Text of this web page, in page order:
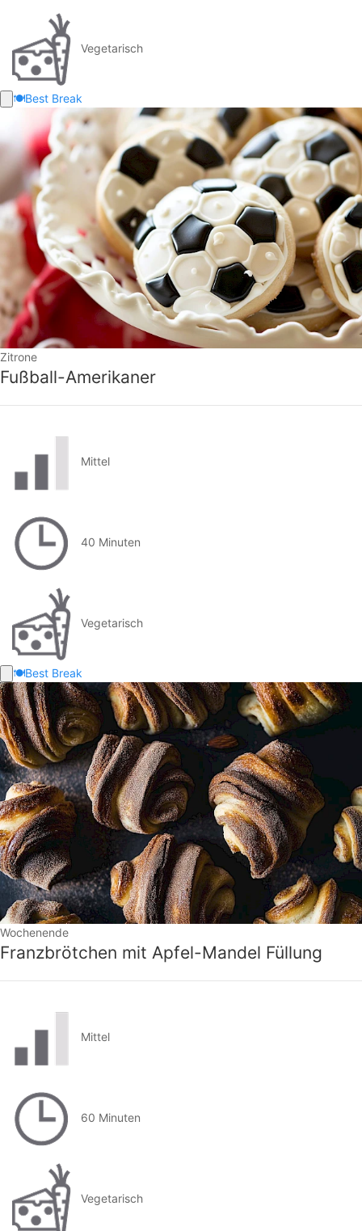
Vegetarisch
🍽️Best Break
Zitrone
Fußball-Amerikaner
Mittel
40 Minuten
Vegetarisch
🍽️Best Break
Wochenende
Franzbrötchen mit Apfel-Mandel Füllung
Mittel
60 Minuten
Vegetarisch